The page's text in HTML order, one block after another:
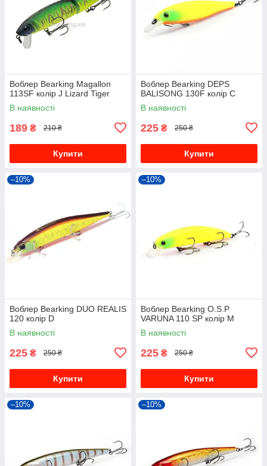
Воблер Bearking Magallon
113SF колір J Lizard Tiger
В наявності
189 ₴ 210 ₴
Купити
Bоблер Bearking DEPS
BALISONG 130F колір C
В наявності
225 ₴ 250 ₴
Купити
–10%
Воблер Bearking DUO REALIS
120 колір D
В наявності
225 ₴ 250 ₴
Купити
–10%
Воблер Bearking O.S.P
VARUNA 110 SP колір M
В наявності
225 ₴ 250 ₴
Купити
–10% –10%